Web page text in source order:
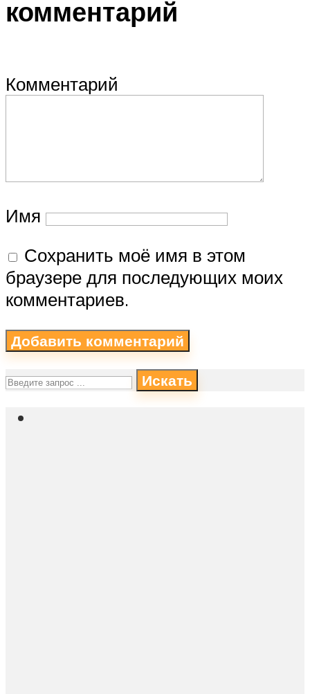
комментарий
Комментарий
Имя
Сохранить моё имя в этом
браузере для последующих моих
комментариев.
Искать